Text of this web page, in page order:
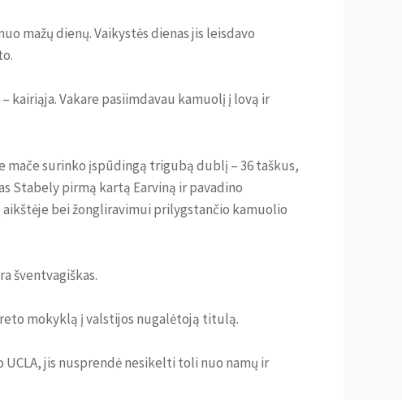
mažų dienų. Vaikystės dienas jis leisdavo
kairiąja. Vakare pasiimdavau kamuolį į lovą ir
mače surinko įspūdingą trigubą dublį – 36 taškus,
Stabely pirmą kartą Earviną ir pavadino
bei žongliravimui prilygstančio kamuolio
šventvagiškas.
mokyklą į valstijos nugalėtoją titulą.
jis nusprendė nesikelti toli nuo namų ir